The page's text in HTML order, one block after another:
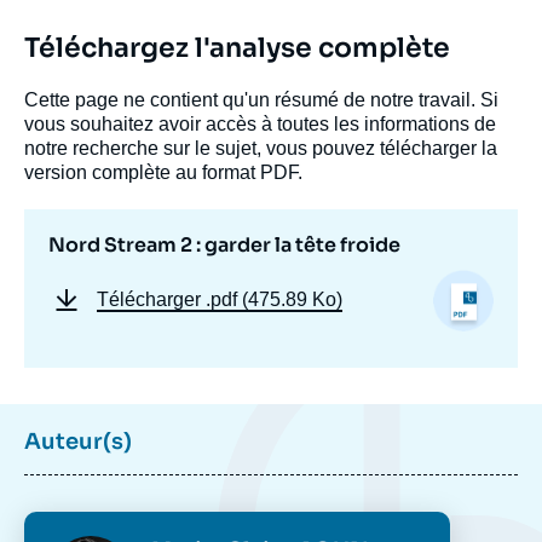
Téléchargez l'analyse complète
Cette page ne contient qu'un résumé de notre travail. Si
vous souhaitez avoir accès à toutes les informations de
notre recherche sur le sujet, vous pouvez télécharger la
version complète au format PDF.
Nord Stream 2 : garder la tête froide
Télécharger .pdf (475.89 Ko)
Auteur(s)
Image
de
couverture
de
Copier